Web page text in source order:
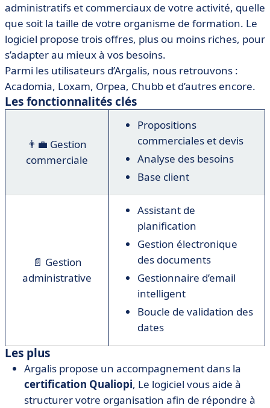
administratifs et commerciaux de votre activité, quelle
que soit la taille de votre organisme de formation. Le
logiciel propose trois offres, plus ou moins riches, pour
s’adapter au mieux à vos besoins.
Parmi les utilisateurs d’Argalis, nous retrouvons :
Acadomia, Loxam, Orpea, Chubb et d’autres encore.
Les fonctionnalités clés
👨‍💼 Gestion
commerciale
Propositions
commerciales et devis
Analyse des besoins
Base client
📄 Gestion
administrative
Assistant de
planification
Gestion électronique
des documents
Gestionnaire d’email
intelligent
Boucle de validation des
dates
Les plus
Argalis propose un accompagnement dans la
certification Qualiopi, Le logiciel vous aide à
structurer votre organisation afin de répondre à